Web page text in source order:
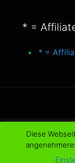
* =
* =
© 2016-
Diese